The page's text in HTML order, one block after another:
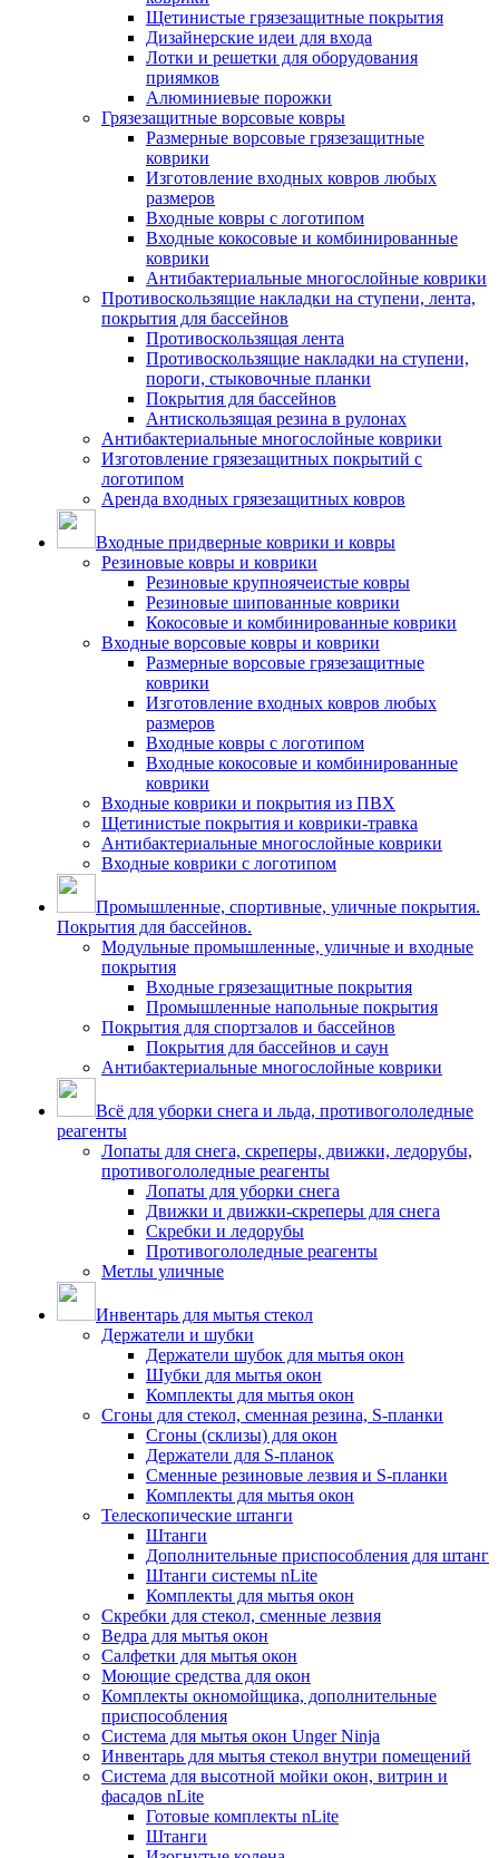
Щетинистые грязезащитные покрытия
Дизайнерские идеи для входа
Лотки и решетки для оборудования
приямков
Алюминиевые порожки
Грязезащитные ворсовые ковры
Размерные ворсовые грязезащитные
коврики
Изготовление входных ковров любых
размеров
Входные ковры с логотипом
Входные кокосовые и комбинированные
коврики
Антибактериальные многослойные коврики
Противоскользящие накладки на ступени, лента,
покрытия для бассейнов
Противоскользящая лента
Противоскользящие накладки на ступени,
пороги, стыковочные планки
Покрытия для бассейнов
Антискользящая резина в рулонах
Антибактериальные многослойные коврики
Изготовление грязезащитных покрытий с
логотипом
Аренда входных грязезащитных ковров
Входные придверные коврики и ковры
Резиновые ковры и коврики
Резиновые крупноячеистые ковры
Резиновые шипованные коврики
Кокосовые и комбинированные коврики
Входные ворсовые ковры и коврики
Размерные ворсовые грязезащитные
коврики
Изготовление входных ковров любых
размеров
Входные ковры с логотипом
Входные кокосовые и комбинированные
коврики
Входные коврики и покрытия из ПВХ
Щетинистые покрытия и коврики-травка
Антибактериальные многослойные коврики
Входные коврики с логотипом
Промышленные, спортивные, уличные покрытия.
Покрытия для бассейнов.
Модульные промышленные, уличные и входные
покрытия
Входные грязезащитные покрытия
Промышленные напольные покрытия
Покрытия для спортзалов и бассейнов
Покрытия для бассейнов и саун
Антибактериальные многослойные коврики
Всё для уборки снега и льда, противогололедные
реагенты
Лопаты для снега, скреперы, движки, ледорубы,
противогололедные реагенты
Лопаты для уборки снега
Движки и движки-скреперы для снега
Скребки и ледорубы
Противогололедные реагенты
Метлы уличные
Инвентарь для мытья стекол
Держатели и шубки
Держатели шубок для мытья окон
Шубки для мытья окон
Комплекты для мытья окон
Сгоны для стекол, сменная резина, S-планки
Сгоны (склизы) для окон
Держатели для S-планок
Сменные резиновые лезвия и S-планки
Комплекты для мытья окон
Телескопические штанги
Штанги
Дополнительные приспособления для штанг
Штанги системы nLite
Комплекты для мытья окон
Скребки для стекол, сменные лезвия
Ведра для мытья окон
Салфетки для мытья окон
Моющие средства для окон
Комплекты окномойщика, дополнительные
приспособления
Система для мытья окон Unger Ninja
Инвентарь для мытья стекол внутри помещений
Система для высотной мойки окон, витрин и
фасадов nLite
Готовые комплекты nLite
Штанги